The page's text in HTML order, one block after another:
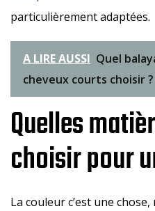
particulièrement adaptées.
A LIRE AUSSI Quel
cheveux courts choisir ?
Quelles
choisir pour
La couleur c’est une